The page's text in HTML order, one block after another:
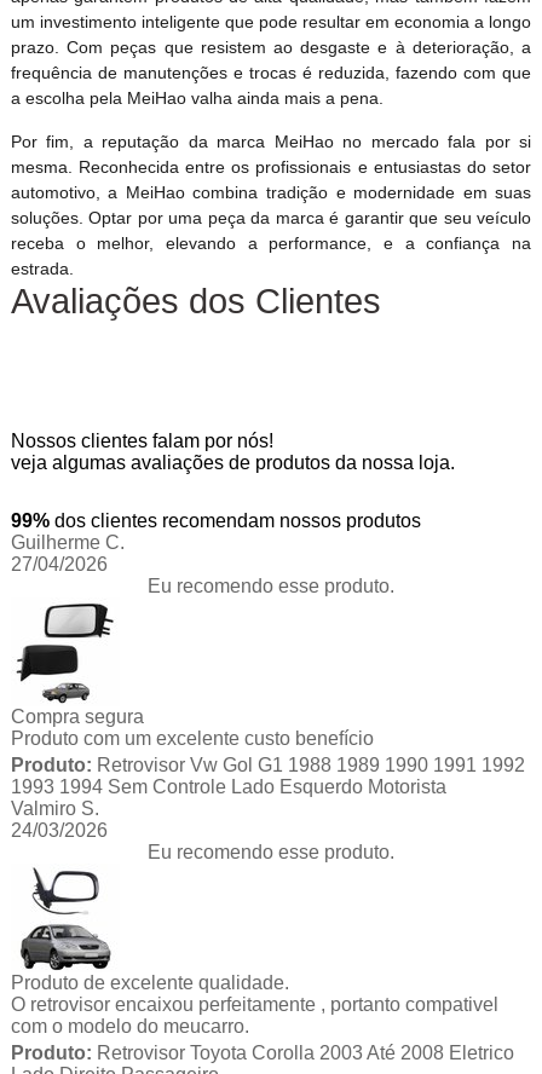
um investimento inteligente que pode resultar em economia a longo
prazo. Com peças que resistem ao desgaste e à deterioração, a
frequência de manutenções e trocas é reduzida, fazendo com que
a escolha pela MeiHao valha ainda mais a pena.
Por fim, a reputação da marca MeiHao no mercado fala por si
mesma. Reconhecida entre os profissionais e entusiastas do setor
automotivo, a MeiHao combina tradição e modernidade em suas
soluções. Optar por uma peça da marca é garantir que seu veículo
receba o melhor, elevando a performance, e a confiança na
estrada.
Avaliações dos Clientes
Nossos clientes falam por nós!
veja algumas avaliações de produtos da nossa loja.
99% dos clientes recomendam nossos produtos
Guilherme C.
27/04/2026
Eu recomendo esse produto.
Compra segura
Produto com um excelente custo benefício
Produto: Retrovisor Vw Gol G1 1988 1989 1990 1991 1992
1993 1994 Sem Controle Lado Esquerdo Motorista
Valmiro S.
24/03/2026
Eu recomendo esse produto.
Produto de excelente qualidade.
O retrovisor encaixou perfeitamente , portanto compativel
com o modelo do meucarro.
Produto: Retrovisor Toyota Corolla 2003 Até 2008 Eletrico